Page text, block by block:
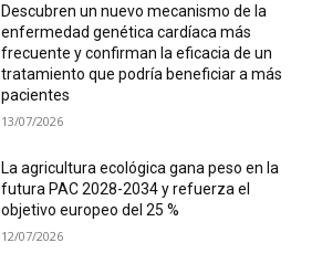
Descubren un nuevo mecanismo de la
enfermedad genética cardíaca más
frecuente y confirman la eficacia de un
tratamiento que podría beneficiar a más
pacientes
13/07/2026
La agricultura ecológica gana peso en la
futura PAC 2028-2034 y refuerza el
objetivo europeo del 25 %
12/07/2026